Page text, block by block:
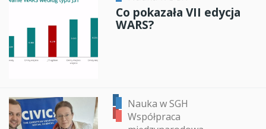
Co pokazała VII edycja
WARS?
Nauka w SGH
Współpraca